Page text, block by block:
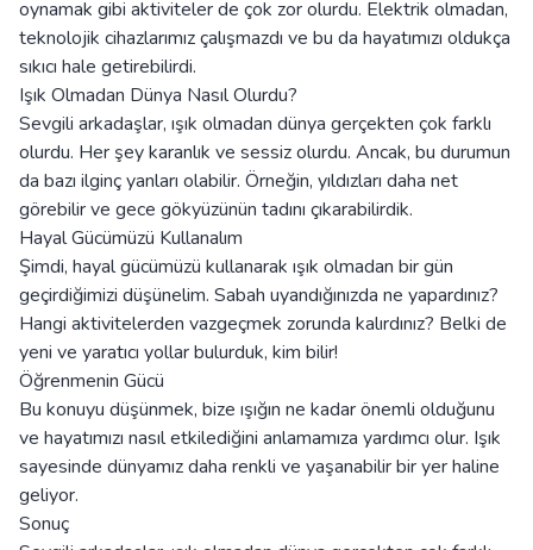
oynamak gibi aktiviteler de çok zor olurdu. Elektrik olmadan,
teknolojik cihazlarımız çalışmazdı ve bu da hayatımızı oldukça
sıkıcı hale getirebilirdi.
Işık Olmadan Dünya Nasıl Olurdu?
Sevgili arkadaşlar, ışık olmadan dünya gerçekten çok farklı
olurdu. Her şey karanlık ve sessiz olurdu. Ancak, bu durumun
da bazı ilginç yanları olabilir. Örneğin, yıldızları daha net
görebilir ve gece gökyüzünün tadını çıkarabilirdik.
Hayal Gücümüzü Kullanalım
Şimdi, hayal gücümüzü kullanarak ışık olmadan bir gün
geçirdiğimizi düşünelim. Sabah uyandığınızda ne yapardınız?
Hangi aktivitelerden vazgeçmek zorunda kalırdınız? Belki de
yeni ve yaratıcı yollar bulurduk, kim bilir!
Öğrenmenin Gücü
Bu konuyu düşünmek, bize ışığın ne kadar önemli olduğunu
ve hayatımızı nasıl etkilediğini anlamamıza yardımcı olur. Işık
sayesinde dünyamız daha renkli ve yaşanabilir bir yer haline
geliyor.
Sonuç